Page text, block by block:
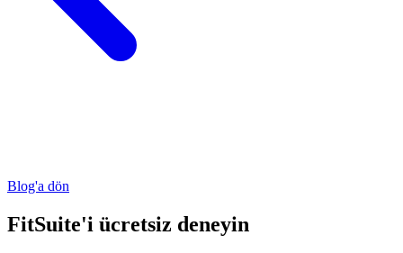
Blog'a dön
FitSuite'i ücretsiz deneyin